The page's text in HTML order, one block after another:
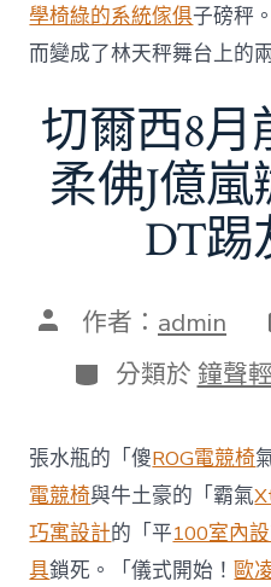
學椅綠的系統傢俱子磅秤
而變成了林天秤舞台上的
切爾西8月
柔佛J億
DT踢
文 作者： admin
分
類
分類於 鐘聲
張水瓶的「傻ROG電競椅
電競椅與牛土豪的「霸氣
巧寓設計的「平100室內
具鎖死。「儀式開始！歐